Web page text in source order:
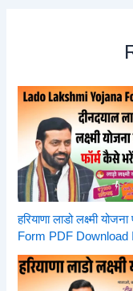
हरियाणा लाडो लक्ष्मी
Form PDF Download